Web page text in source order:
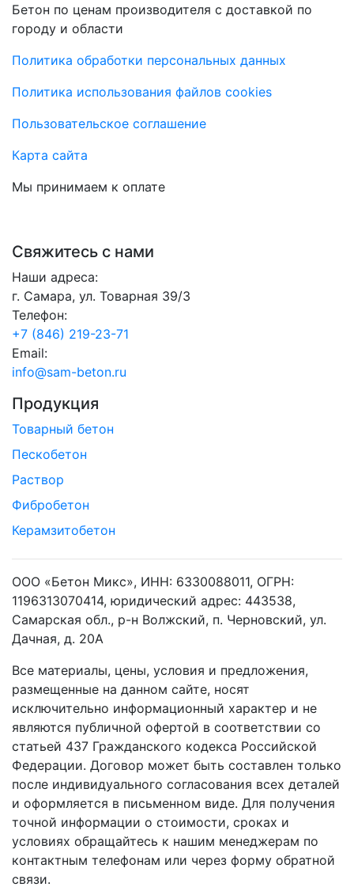
Бетон по ценам производителя с доставкой по
городу и области
Политика обработки персональных данных
Политика использования файлов cookies
Пользовательское соглашение
Карта сайта
Мы принимаем к оплате
Свяжитесь с нами
Наши адреса:
г. Самара, ул. Товарная 39/3
Телефон:
+7 (846) 219-23-71
Email:
info@sam-beton.ru
Продукция
Товарный бетон
Пескобетон
Раствор
Фибробетон
Керамзитобетон
ООО «Бетон Микс», ИНН: 6330088011, ОГРН:
1196313070414, юридический адрес: 443538,
Самарская обл., р-н Волжский, п. Черновский, ул.
Дачная, д. 20А
Все материалы, цены, условия и предложения,
размещенные на данном сайте, носят
исключительно информационный характер и не
являются публичной офертой в соответствии со
статьей 437 Гражданского кодекса Российской
Федерации. Договор может быть составлен только
после индивидуального согласования всех деталей
и оформляется в письменном виде. Для получения
точной информации о стоимости, сроках и
условиях обращайтесь к нашим менеджерам по
контактным телефонам или через форму обратной
связи.